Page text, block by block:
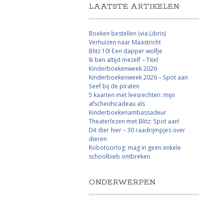
LAATSTE ARTIKELEN
Boeken bestellen (via Libris)
Verhuizen naar Maastricht
Blitz 10! Een dapper wolfje
Ik ben altijd mezelf – Titel
Kinderboekenweek 2026
Kinderboekenweek 2026 – Spot aan
Seef bij de piraten
5 kaarten met leesrechten: mijn
afscheidscadeau als
Kinderboekenambassadeur
Theaterlezen met Blitz: Spot aan!
Dit dier hier – 30 raadrijmpjes over
dieren
Robotoorlog: mag in geen enkele
schoolbieb ontbreken
ONDERWERPEN